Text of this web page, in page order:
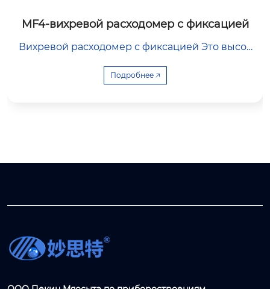
MF4-вихревой расходомер с фиксацией
Вихревой расходомер с фиксацией Это высок
едназначенный для компактной установки в н
ии компенсации температуры и давления это
Подробнее 🡥